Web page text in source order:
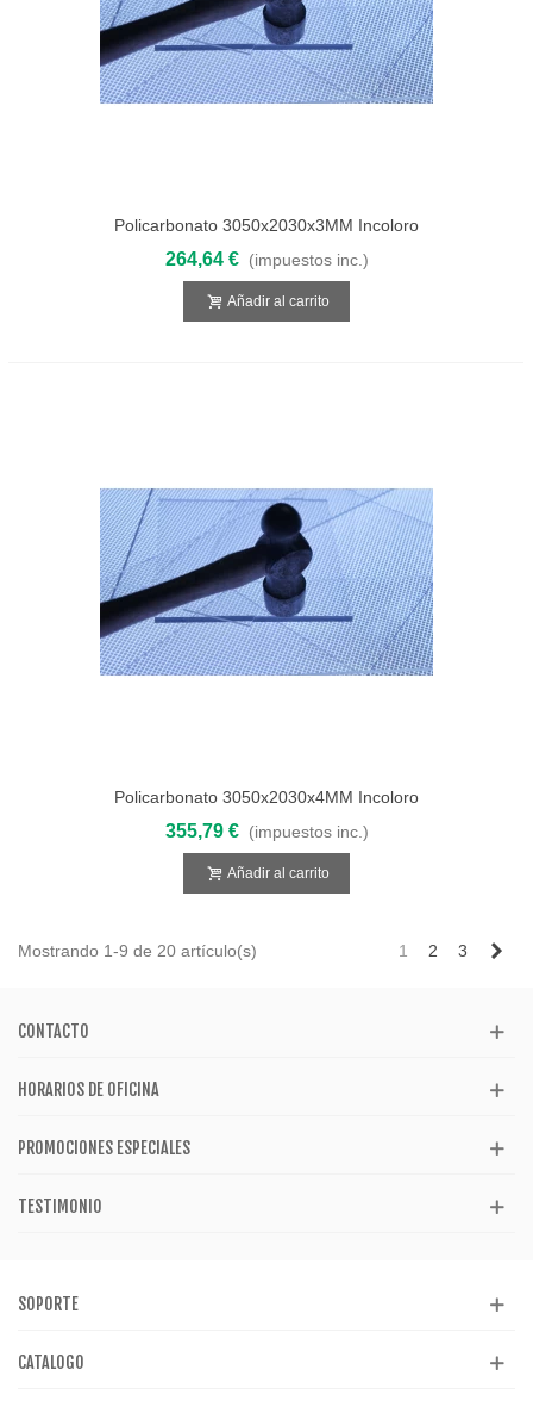
Policarbonato 3050x2030x3MM Incoloro
Compacto
264,64 € (impuestos inc.)
Añadir al carrito
Policarbonato 3050x2030x4MM Incoloro
Compacto
355,79 € (impuestos inc.)
Añadir al carrito
Mostrando 1-9 de 20 artículo(s) 1 2 3
CONTACTO
HORARIOS DE OFICINA
PROMOCIONES ESPECIALES
TESTIMONIO
SOPORTE
CATALOGO